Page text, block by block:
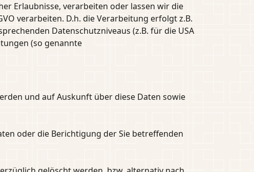
Erlaubnisse, verarbeiten oder lassen wir die
verarbeiten. D.h. die Verarbeitung erfolgt z.B.
Datenschutzniveaus (z.B. für die USA
(so genannte
und auf Auskunft über diese Daten sowie
oder die Berichtigung der Sie betreffenden